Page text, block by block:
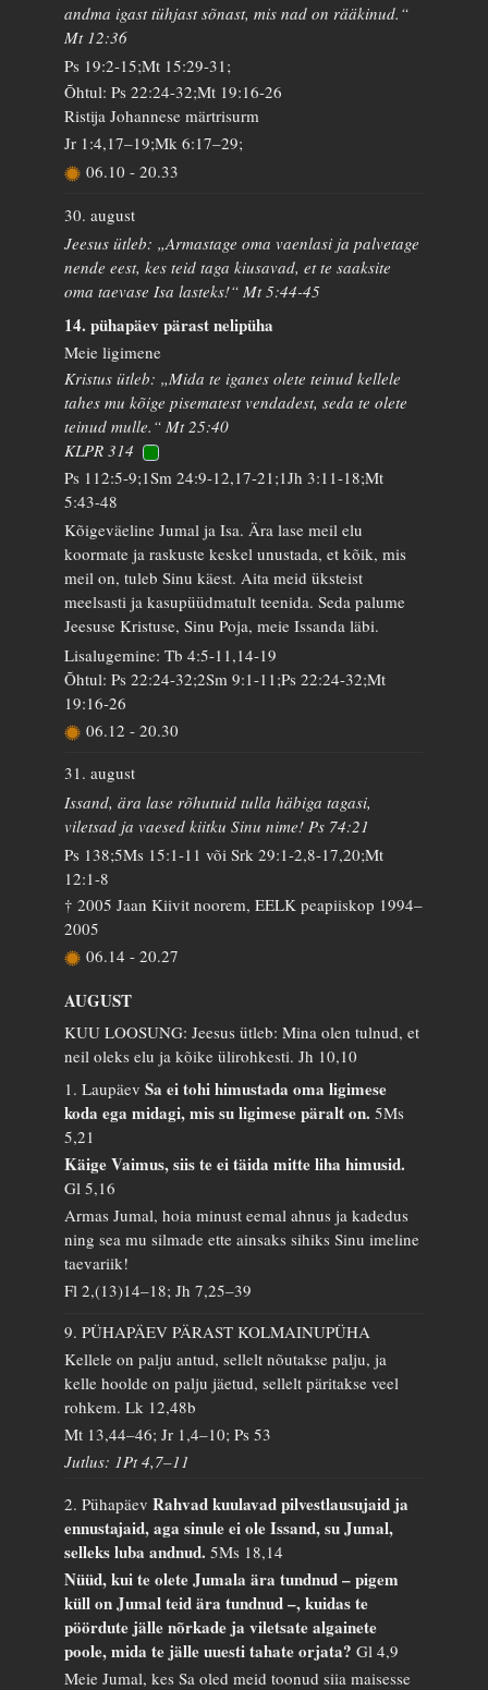
andma igast tühjast sõnast, mis nad on rääkinud.“
Mt 12:36
Ps 19:2-15;Mt 15:29-31;
Õhtul: Ps 22:24-32;Mt 19:16-26
Ristija Johannese märtrisurm
Jr 1:4,17–19;Mk 6:17–29;
06.10 - 20.33
30. august
Jeesus ütleb: „Armastage oma vaenlasi ja palvetage
nende eest, kes teid taga kiusavad, et te saaksite
oma taevase Isa lasteks!“ Mt 5:44-45
14. pühapäev pärast nelipüha
Meie ligimene
Kristus ütleb: „Mida te iganes olete teinud kellele
tahes mu kõige pisematest vendadest, seda te olete
teinud mulle.“ Mt 25:40
KLPR 314
Ps 112:5-9;1Sm 24:9-12,17-21;1Jh 3:11-18;Mt
5:43-48
Kõigeväeline Jumal ja Isa. Ära lase meil elu
koormate ja raskuste keskel unustada, et kõik, mis
meil on, tuleb Sinu käest. Aita meid üksteist
meelsasti ja kasupüüdmatult teenida. Seda palume
Jeesuse Kristuse, Sinu Poja, meie Issanda läbi.
Lisalugemine: Tb 4:5-11,14-19
Õhtul: Ps 22:24-32;2Sm 9:1-11;Ps 22:24-32;Mt
19:16-26
06.12 - 20.30
31. august
Issand, ära lase rõhutuid tulla häbiga tagasi,
viletsad ja vaesed kiitku Sinu nime! Ps 74:21
Ps 138;5Ms 15:1-11 või Srk 29:1-2,8-17,20;Mt
12:1-8
† 2005 Jaan Kiivit noorem, EELK peapiiskop 1994–
2005
06.14 - 20.27
AUGUST
KUU LOOSUNG: Jeesus ütleb: Mina olen tulnud, et
neil oleks elu ja kõike ülirohkesti.Jh 10,10
1. LaupäevSa ei tohi himustada oma ligimese
koda ega midagi, mis su ligimese päralt on.5Ms
5,21
Käige Vaimus, siis te ei täida mitte liha himusid.
Gl 5,16
Armas Jumal, hoia minust eemal ahnus ja kadedus
ning sea mu silmade ette ainsaks sihiks Sinu imeline
taevariik!
Fl 2,(13)14–18; Jh 7,25–39
9. PÜHAPÄEV PÄRAST KOLMAINUPÜHA
Kellele on palju antud, sellelt nõutakse palju, ja
kelle hoolde on palju jäetud, sellelt päritakse veel
rohkem.Lk 12,48b
Mt 13,44–46; Jr 1,4–10; Ps 53
Jutlus: 1Pt 4,7–11
2. PühapäevRahvad kuulavad pilvestlausujaid ja
ennustajaid, aga sinule ei ole Issand, su Jumal,
selleks luba andnud.5Ms 18,14
Nüüd, kui te olete Jumala ära tundnud – pigem
küll on Jumal teid ära tundnud –, kuidas te
pöördute jälle nõrkade ja viletsate algainete
poole, mida te jälle uuesti tahate orjata?Gl 4,9
Meie Jumal, kes Sa oled meid toonud siia maisesse